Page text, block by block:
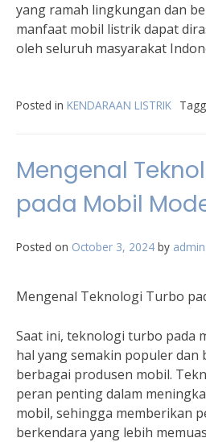
yang ramah lingkungan dan
manfaat mobil listrik dapat
oleh seluruh masyarakat
Posted in KENDARAAN LISTRIK
Mengenal
pada Mobil
Posted on October 3, 2024 by
Mengenal Teknologi Turbo
Saat ini, teknologi turbo pada
hal yang semakin populer dan
berbagai produsen mobil.
peran penting dalam
mobil, sehingga memberikan
berkendara yang lebih